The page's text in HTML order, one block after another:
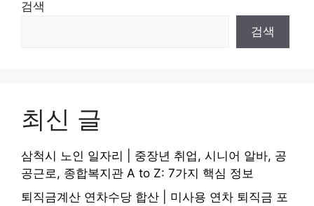
검색
검색
최신 글
삼척시 노인 일자리 | 중장년 취업, 시니어 알바, 공
공근로, 종합복지관 A to Z: 7가지 핵심 정보
퇴직금계산 연차수당 합산 | 미사용 연차 퇴직금 포